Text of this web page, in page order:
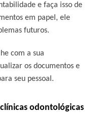
e faça isso de
em papel, ele
futuros.
com a sua
os documentos e
seu pessoal.
odontológicas